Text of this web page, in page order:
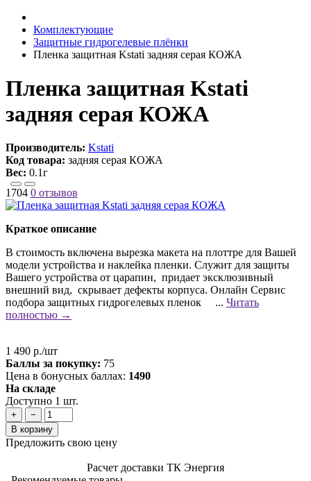
Комплектующие
Защитные гидрогелевые плёнки
Пленка защитная Kstati задняя серая КОЖА
Пленка защитная Kstati
задняя серая КОЖА
Производитель: Kstati
Код товара: задняя серая КОЖА
Вес: 0.1г
1704 0 отзывов
Краткое описание
В стоимость включена вырезка макета на плоттре для Вашей
модели устройства и наклейка пленки. Служит для защиты
Вашего устройства от царапин, придает эксклюзивный
внешний вид, скрывает дефекты корпуса. Онлайн Сервис
подбора защитных гидрогелевых пленок ... Читать
полностью →
1 490 р./шт
Баллы за покупку: 75
Цена в бонусных баллах: 1490
На складе
Доступно 1 шт.
+
−
В корзину
Предложить свою цену
Расчет доставки ТК Энергия